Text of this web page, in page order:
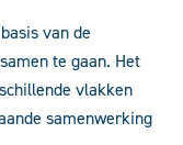
van de
te gaan. Het
vlakken
samenwerking